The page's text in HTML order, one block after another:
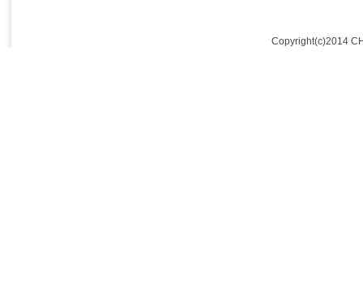
Copyright(c)2014